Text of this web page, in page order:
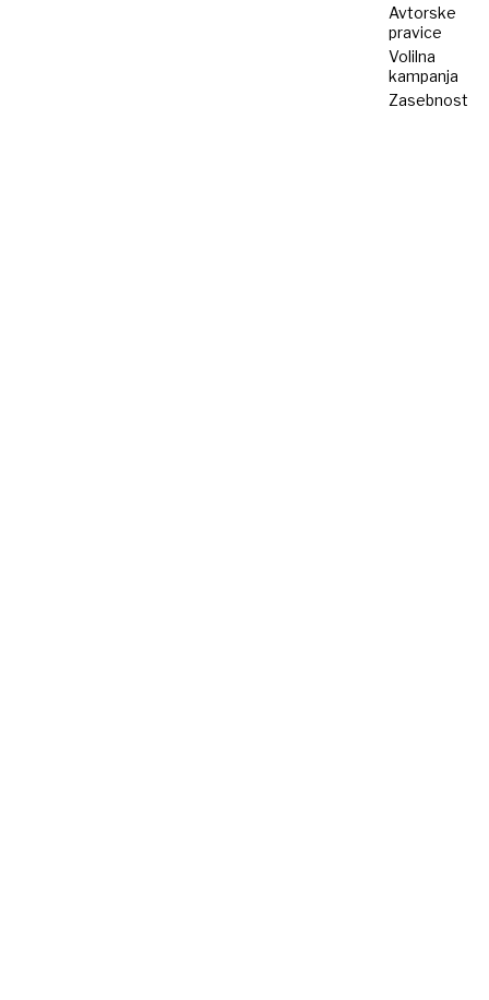
Avtorske
pravice
Volilna
kampanja
Zasebnost